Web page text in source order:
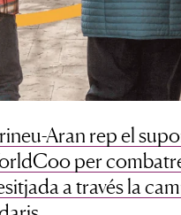
Aran rep el
per
a través la